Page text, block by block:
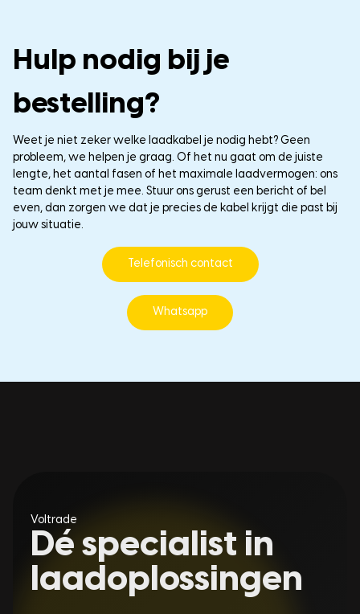
Hulp nodig bij je
bestelling?
Weet je niet zeker welke laadkabel je nodig hebt? Geen
probleem, we helpen je graag. Of het nu gaat om de juiste
lengte, het aantal fasen of het maximale laadvermogen: ons
team denkt met je mee. Stuur ons gerust een bericht of bel
even, dan zorgen we dat je precies de kabel krijgt die past bij
jouw situatie.
Telefonisch contact
Whatsapp
Voltrade
Dé specialist in
laadoplossingen